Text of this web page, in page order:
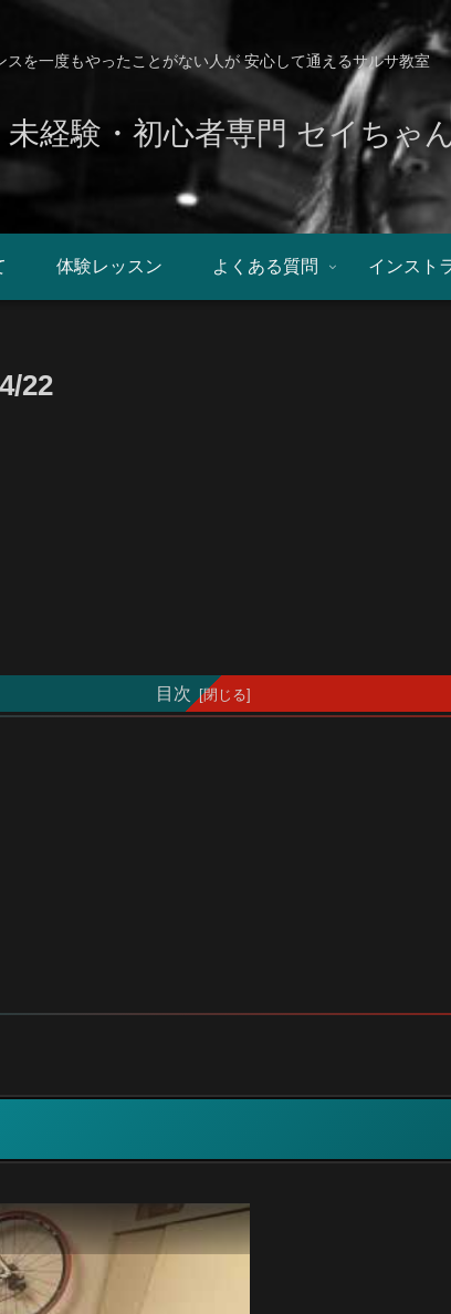
スを一度もやったことがない人が 安心して通えるサルサ教室
未経験・初心者専門 セイちゃ
体験レッスン よくある質問 インスト
22
目次